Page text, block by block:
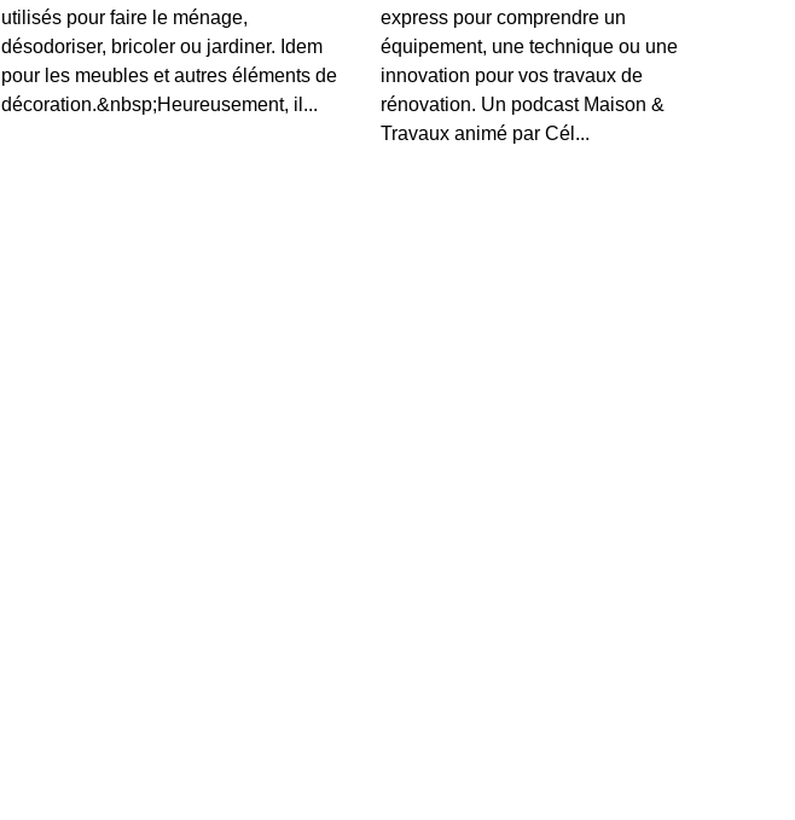
utilisés pour faire le ménage,
désodoriser, bricoler ou jardiner. Idem
pour les meubles et autres éléments de
décoration.&nbsp;Heureusement, il...
express pour comprendre un
équipement, une technique ou une
innovation pour vos travaux de
rénovation. Un podcast Maison &
Travaux animé par Cél...